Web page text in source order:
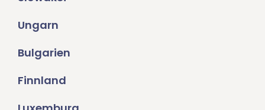
Ungarn
Bulgarien
Finnland